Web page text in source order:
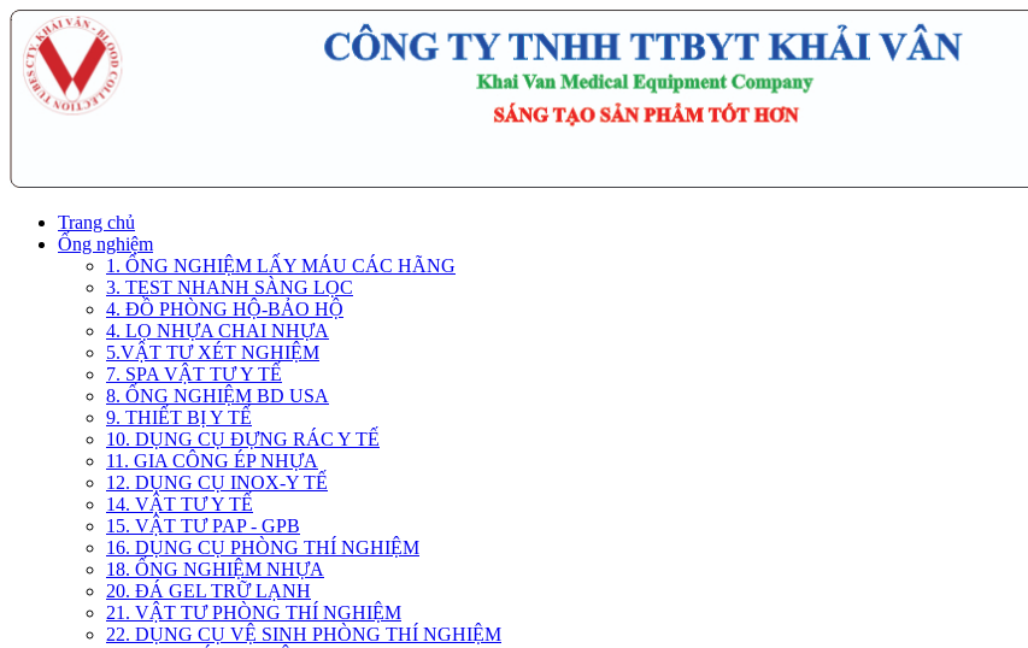
Trang chủ
Ống nghiệm
1. ỐNG NGHIỆM LẤY MÁU CÁC HÃNG
3. TEST NHANH SÀNG LỌC
4. ĐỒ PHÒNG HỘ-BẢO HỘ
4. LỌ NHỰA CHAI NHỰA
5.VẬT TƯ XÉT NGHIỆM
7. SPA VẬT TƯ Y TẾ
8. ỐNG NGHIỆM BD USA
9. THIẾT BỊ Y TẾ
10. DỤNG CỤ ĐỰNG RÁC Y TẾ
11. GIA CÔNG ÉP NHỰA
12. DỤNG CỤ INOX-Y TẾ
14. VẬT TƯ Y TẾ
15. VẬT TƯ PAP - GPB
16. DỤNG CỤ PHÒNG THÍ NGHIỆM
18. ỐNG NGHIỆM NHỰA
20. ĐÁ GEL TRỮ LẠNH
21. VẬT TƯ PHÒNG THÍ NGHIỆM
22. DỤNG CỤ VỆ SINH PHÒNG THÍ NGHIỆM